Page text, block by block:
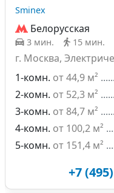
Sminex
Белорусская
3 мин. 15 мин.
г. Москва,
1-комн. от 44,9 м²
2-комн. от 52,3 м²
3-комн. от 84,7 м²
4-комн. от 100,2 м²
5-комн. от 151,4 м²
+7